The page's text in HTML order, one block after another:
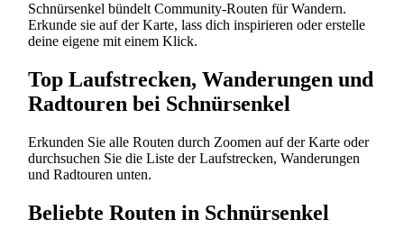
Schnürsenkel bündelt Community-Routen für Wandern.
Erkunde sie auf der Karte, lass dich inspirieren oder erstelle
deine eigene mit einem Klick.
Top Laufstrecken, Wanderungen und
Radtouren bei Schnürsenkel
Erkunden Sie alle Routen durch Zoomen auf der Karte oder
durchsuchen Sie die Liste der Laufstrecken, Wanderungen
und Radtouren unten.
Beliebte Routen in Schnürsenkel